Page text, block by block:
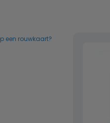
een rouwkaart?